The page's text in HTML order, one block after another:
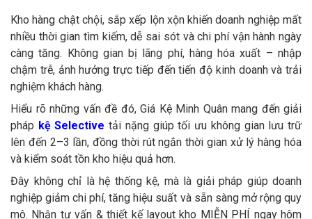
Kho hàng chật chội, sắp xếp lộn xộn khiến doanh nghiệp mất
nhiều thời gian tìm kiếm, dễ sai sót và chi phí vận hành ngày
càng tăng. Không gian bị lãng phí, hàng hóa xuất – nhập
chậm trễ, ảnh hưởng trực tiếp đến tiến độ kinh doanh và trải
nghiệm khách hàng.
Hiểu rõ những vấn đề đó, Giá Kệ Minh Quân mang đến giải
pháp kệ Selective tải nặng giúp tối ưu không gian lưu trữ
lên đến 2–3 lần, đồng thời rút ngắn thời gian xử lý hàng hóa
và kiểm soát tồn kho hiệu quả hơn.
Đây không chỉ là hệ thống kệ, mà là giải pháp giúp doanh
nghiệp giảm chi phí, tăng hiệu suất và sẵn sàng mở rộng quy
mô. Nhận tư vấn & thiết kế layout kho MIỄN PHÍ ngay hôm